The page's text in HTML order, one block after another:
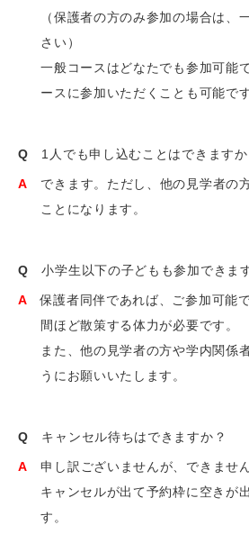
（保護者の方のみ参加の場合は、
さい）
一般コースはどなたでも参加可能
ースに参加いただくことも可能です
Q 1人でも申し込むことはできますか
A できます。ただし、他の見学者の
ことになります。
Q小学生以下の子どもも参加できま
A保護者同伴であれば、ご参加可能
間ほど散策する体力が必要です。
また、他の見学者の方や学内関係
うにお願いいたします。
Q キャンセル待ちはできますか？
A 申し訳ございませんが、できません
キャンセルが出て予約枠に空きが
す。